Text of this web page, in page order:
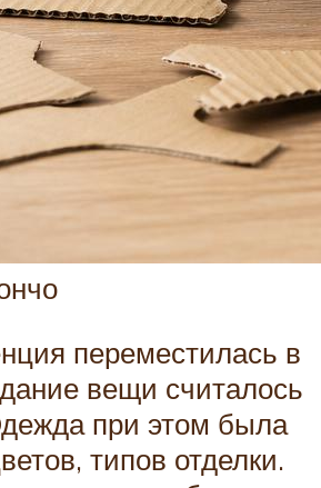
переместилась в
вещи считалось
при этом была
типов отделки.